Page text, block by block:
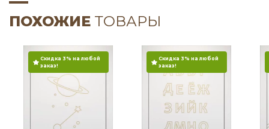
ПОХОЖИЕ ТОВАРЫ
Скидка 3% на любой
заказ!
Скидка 3% на любой
заказ!